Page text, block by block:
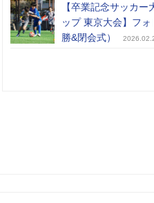
【卒業記念サッカ
ップ 東京大会】フ
勝&閉会式）